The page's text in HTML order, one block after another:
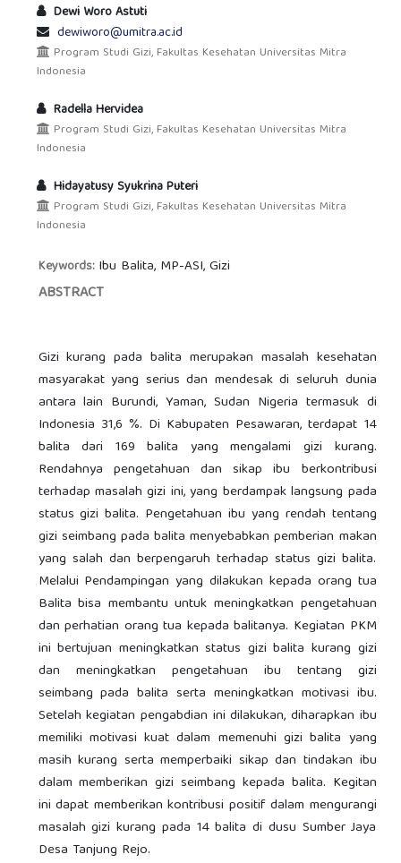
Dewi Woro Astuti
dewiworo@umitra.ac.id
Program Studi Gizi, Fakultas Kesehatan Universitas Mitra
Indonesia
Radella Hervidea
Program Studi Gizi, Fakultas Kesehatan Universitas Mitra
Indonesia
Hidayatusy Syukrina Puteri
Program Studi Gizi, Fakultas Kesehatan Universitas Mitra
Indonesia
Keywords: Ibu Balita, MP-ASI, Gizi
ABSTRACT
Gizi kurang pada balita merupakan masalah kesehatan
masyarakat yang serius dan mendesak di seluruh dunia
antara lain Burundi, Yaman, Sudan Nigeria termasuk di
Indonesia 31,6 %. Di Kabupaten Pesawaran, terdapat 14
balita dari 169 balita yang mengalami gizi kurang.
Rendahnya pengetahuan dan sikap ibu berkontribusi
terhadap masalah gizi ini, yang berdampak langsung pada
status gizi balita. Pengetahuan ibu yang rendah tentang
gizi seimbang pada balita menyebabkan pemberian makan
yang salah dan berpengaruh terhadap status gizi balita.
Melalui Pendampingan yang dilakukan kepada orang tua
Balita bisa membantu untuk meningkatkan pengetahuan
dan perhatian orang tua kepada balitanya. Kegiatan PKM
ini bertujuan meningkatkan status gizi balita kurang gizi
dan meningkatkan pengetahuan ibu tentang gizi
seimbang pada balita serta meningkatkan motivasi ibu.
Setelah kegiatan pengabdian ini dilakukan, diharapkan ibu
memiliki motivasi kuat dalam memenuhi gizi balita yang
masih kurang serta memperbaiki sikap dan tindakan ibu
dalam memberikan gizi seimbang kepada balita. Kegitan
ini dapat memberikan kontribusi positif dalam mengurangi
masalah gizi kurang pada 14 balita di dusu Sumber Jaya
Desa Tanjung Rejo.